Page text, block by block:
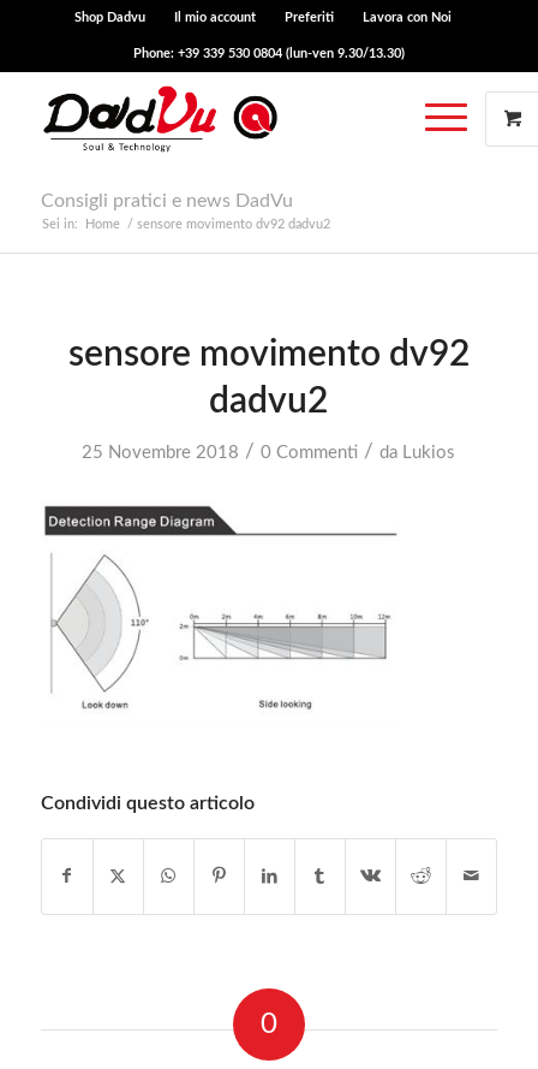
Shop Dadvu Il mio account Preferiti Lavora con Noi
Phone: +39 339 530 0804 (lun-ven 9.30/13.30)
Consigli pratici e news DadVu
Sei in: Home / sensore movimento dv92 dadvu2
sensore movimento dv92
dadvu2
25 Novembre 2018 / 0 Commenti / da Lukios
Condividi questo articolo
0